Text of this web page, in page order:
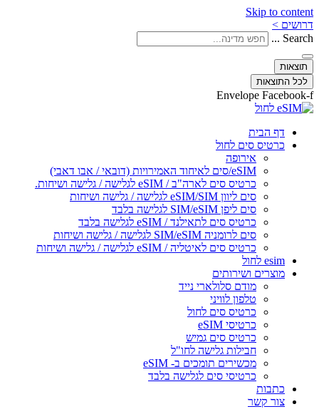
Skip to content
דרושים >
Search ...
תוצאות
לכל התוצאות
Envelope Facebook-f
דף הבית
כרטיס סים לחול
אירופה
eSIM/סים לאיחוד האמירויות (דובאי / אבו דאבי)
כרטיס סים לארה"ב / eSIM לגלישה / גלישה ושיחות.
סים ליוון eSIM/SIM לגלישה / גלישה ושיחות
סים ליפן SIM/eSIM לגלישה בלבד
כרטיס סים לתאילנד / eSIM לגלישה בלבד
סים לרומניה SIM/eSIM לגלישה / גלישה ושיחות
כרטיס סים לאיטליה / eSIM לגלישה / גלישה ושיחות
esim לחול
מוצרים ושירותים
מודם סלולארי נייד
טלפון לוויני
כרטיס סים לחול
כרטיסי eSIM
כרטיס סים גמיש
חבילות גלישה לחו"ל
מכשירים תומכים ב- eSIM
כרטיסי סים לגלישה בלבד
כתבות
צור קשר